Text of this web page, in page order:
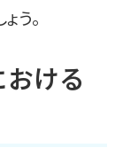
う。
ける